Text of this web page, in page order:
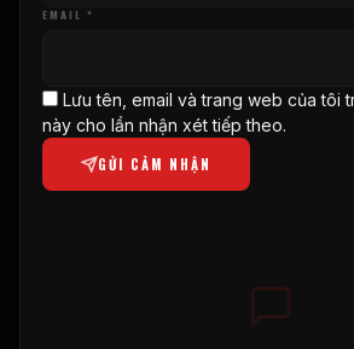
EMAIL *
Lưu tên, email và trang web của tôi
này cho lần nhận xét tiếp theo.
GỬI CẢM NHẬN